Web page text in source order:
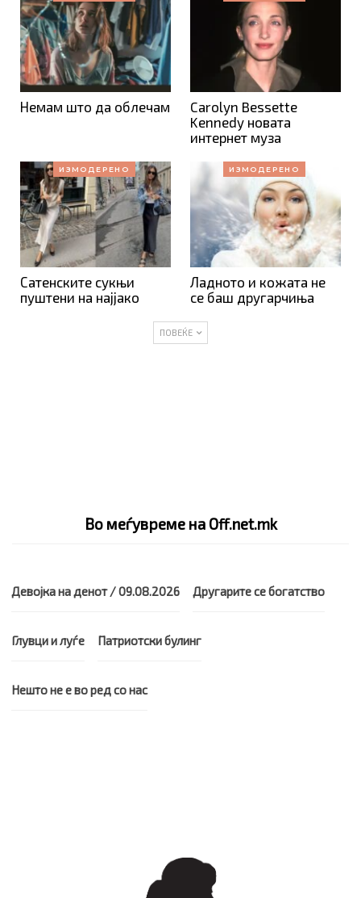
Немам што да облечам
Carolyn Bessette
Kennedy новата
интернет муза
ИЗМОДЕРЕНО
Сатенските сукњи
пуштени на најјако
ИЗМОДЕРЕНО
Ладното и кожата не
се баш другарчиња
ПОВЕЌЕ
Во меѓувреме на Off.net.mk
Девојка на денот / 09.08.2026 Другарите се богатство
Глувци и луѓе Патриотски булинг
Нешто не е во ред со нас